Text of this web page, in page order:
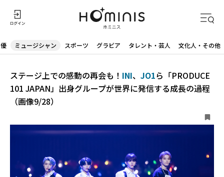
ミュージシャン スポーツ グラビア タレント・芸人 文化人・その他
ステージ上での感動の再会も！ INI、 JO1ら「PRODUCE
101 JAPAN」出身グループが世界に発信する成長の過程
（画像9/28）